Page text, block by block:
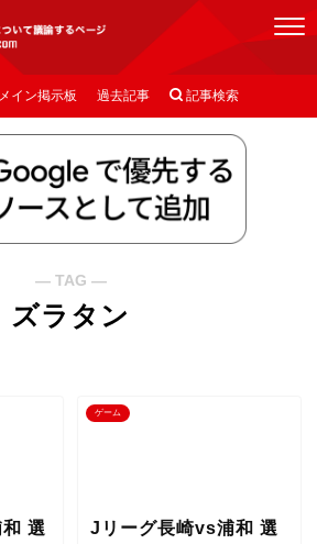
するページ
メイン掲示板 過去記事  記事検索
― TAG ―
ズラタン
選
ゲーム
Jリーグ長崎vs浦和 選